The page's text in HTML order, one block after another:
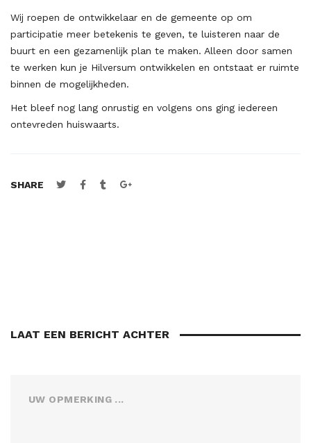
Wij roepen de ontwikkelaar en de gemeente op om
participatie meer betekenis te geven, te luisteren naar de
buurt en een gezamenlijk plan te maken. Alleen door samen
te werken kun je Hilversum ontwikkelen en ontstaat er ruimte
binnen de mogelijkheden.
Het bleef nog lang onrustig en volgens ons ging iedereen
ontevreden huiswaarts.
SHARE
LAAT EEN BERICHT ACHTER